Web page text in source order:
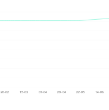
20-02 15-03 07-04 29-04 22-05 14-06